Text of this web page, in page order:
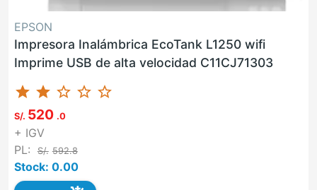
EPSON
Impresora Inalámbrica EcoTank L1250 wifi
Imprime USB de alta velocidad C11CJ71303
star star star_border star_border star_border
S/. 520 .0
+ IGV
PL:
S/. 592.8
Stock: 0.00